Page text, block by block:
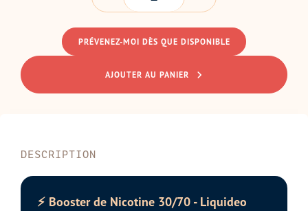
PRÉVENEZ-MOI DÈS QUE DISPONIBLE
AJOUTER AU PANIER
DESCRIPTION
⚡ Booster de Nicotine 30/70 - Liquideo